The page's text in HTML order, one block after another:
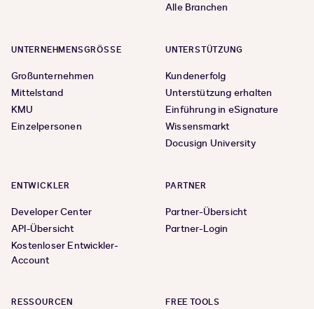
Alle Branchen
UNTERNEHMENSGRÖSSE
Großunternehmen
Mittelstand
KMU
Einzelpersonen
UNTERSTÜTZUNG
Kundenerfolg
Unterstützung erhalten
Einführung in eSignature
Wissensmarkt
Docusign University
ENTWICKLER
Developer Center
API-Übersicht
Kostenloser Entwickler-
Account
PARTNER
Partner-Übersicht
Partner-Login
RESSOURCEN FREE TOOLS